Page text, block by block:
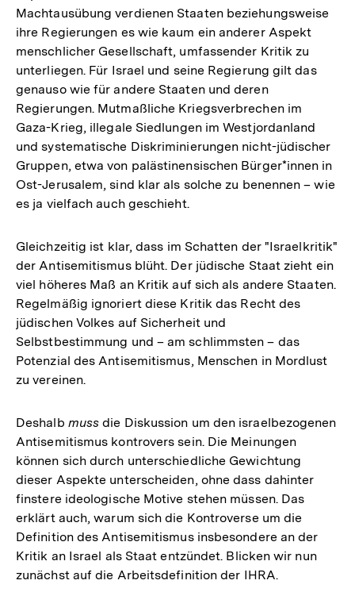
Machtausübung verdienen Staaten beziehungsweise
ihre Regierungen es wie kaum ein anderer Aspekt
menschlicher Gesellschaft, umfassender Kritik zu
unterliegen. Für Israel und seine Regierung gilt das
genauso wie für andere Staaten und deren
Regierungen. Mutmaßliche Kriegsverbrechen im
Gaza-Krieg, illegale Siedlungen im Westjordanland
und systematische Diskriminierungen nicht-jüdischer
Gruppen, etwa von palästinensischen Bürger*innen in
Ost-Jerusalem, sind klar als solche zu benennen – wie
es ja vielfach auch geschieht.
Gleichzeitig ist klar, dass im Schatten der "Israelkritik"
der Antisemitismus blüht. Der jüdische Staat zieht ein
viel höheres Maß an Kritik auf sich als andere Staaten.
Regelmäßig ignoriert diese Kritik das Recht des
jüdischen Volkes auf Sicherheit und
Selbstbestimmung und – am schlimmsten – das
Potenzial des Antisemitismus, Menschen in Mordlust
zu vereinen.
Deshalb muss die Diskussion um den israelbezogenen
Antisemitismus kontrovers sein. Die Meinungen
können sich durch unterschiedliche Gewichtung
dieser Aspekte unterscheiden, ohne dass dahinter
finstere ideologische Motive stehen müssen. Das
erklärt auch, warum sich die Kontroverse um die
Definition des Antisemitismus insbesondere an der
Kritik an Israel als Staat entzündet. Blicken wir nun
zunächst auf die Arbeitsdefinition der IHRA.